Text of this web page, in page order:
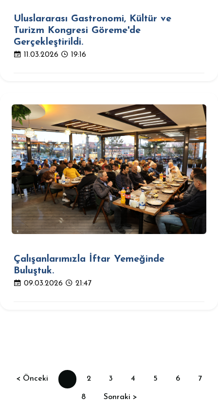
Uluslararası Gastronomi, Kültür ve
Turizm Kongresi Göreme'de
Gerçekleştirildi.
11.03.2026 19:16
Çalışanlarımızla İftar Yemeğinde
Buluştuk.
09.03.2026 21:47
< Önceki 2 3 4 5 6 7
8 Sonraki >